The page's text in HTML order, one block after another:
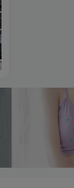
新笑傲西游三版-终极版